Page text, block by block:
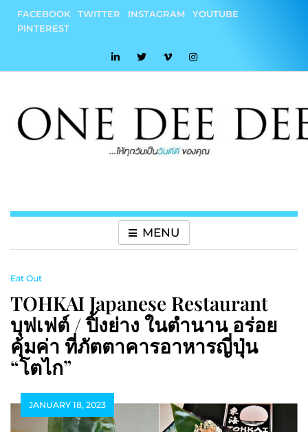
content
FACEBOOK TWITTER INSTAGRAM
YOUTUBE
PINTEREST
MENU
Eat Out
TOHKAI Japanese Restaurant
บุฟเฟต์ / ปิ้งย่าง ในตำนาน อร่อย
คุ้มค่า ที่ภัตตาคารอาหารญี่ปุ่น
“โตไก”
JANUARY 18, 2023